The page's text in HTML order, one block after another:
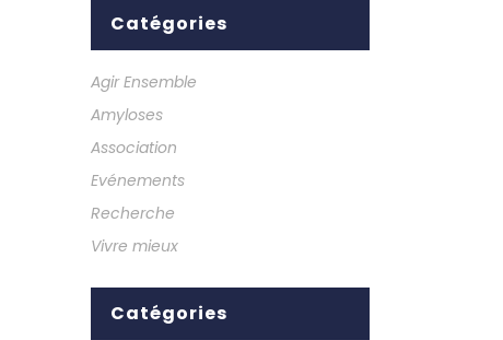
Catégories
Agir Ensemble
Amyloses
Association
Evénements
Recherche
Vivre mieux
Catégories